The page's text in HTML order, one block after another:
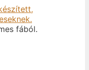
fából.